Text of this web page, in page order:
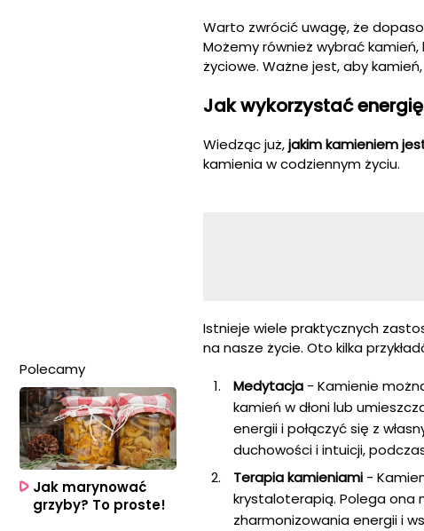
Warto zwrócić uwagę, że
Możemy również wybrać
życiowe. Ważne jest, aby
Jak wykorzystać
Wiedząc już,jakim kamieniem
kamienia w codziennym życiu.
Istnieje wiele praktycznych
na nasze życie. Oto kilka
Medytacja - Kamienie
kamień w dłoni lub
energii i połączyć się z
duchowości i intuicji,
Terapia kamieniami -
krystaloterapią. Polega ona
zharmonizowania energii i
Polecamy
Jak marynować
grzyby? To proste!